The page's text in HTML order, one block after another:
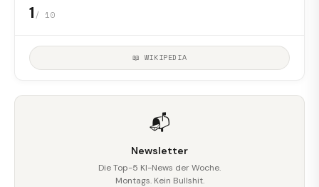
1 / 10
📖 WIKIPEDIA
📬
Newsletter
Die Top-5 KI-News der Woche.
Montags. Kein Bullshit.